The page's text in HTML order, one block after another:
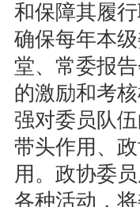
和保障其履
确保每年本
堂、常委报
的激励和考
强对委员队
带头作用、
用。政协委
各种活动，